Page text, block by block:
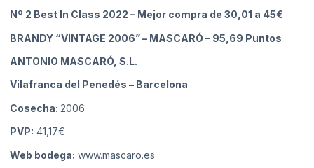
Nº 2 Best In Class 2022 – Mejor compra de 30,01 a 45€
BRANDY “VINTAGE 2006” – MASCARÓ – 95,69 Puntos
ANTONIO MASCARÓ, S.L.
Vilafranca del Penedés – Barcelona
Cosecha: 2006
PVP: 41,17€
Web bodega: www.mascaro.es